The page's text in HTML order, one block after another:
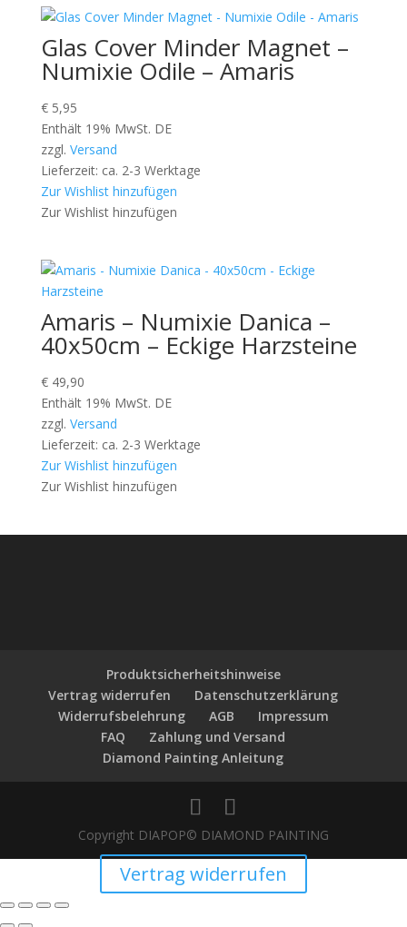
Glas Cover Minder Magnet –
Numixie Odile – Amaris
€5,95
Enthält 19% MwSt. DE
zzgl. Versand
Lieferzeit: ca. 2-3 Werktage
Zur Wishlist hinzufügen
Zur Wishlist hinzufügen
Amaris – Numixie Danica –
40x50cm – Eckige Harzsteine
€49,90
Enthält 19% MwSt. DE
zzgl. Versand
Lieferzeit: ca. 2-3 Werktage
Zur Wishlist hinzufügen
Zur Wishlist hinzufügen
Produktsicherheitshinweise
Vertrag widerrufen
Datenschutzerklärung
Widerrufsbelehrung
AGB
Impressum
FAQ
Zahlung und Versand
Diamond Painting Anleitung
Copyright DIAPOP© DIAMOND PAINTING
Vertrag widerrufen